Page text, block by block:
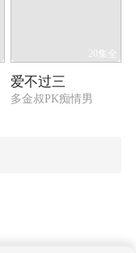
20集全
爱不过三
多金叔PK痴情男